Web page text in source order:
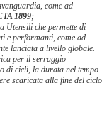
come ad
1899;
Utensili che permette di
e performanti, come ad
lanciata a livello globale.
per il serraggio
di cicli, la durata nel tempo
scaricata alla fine del ciclo